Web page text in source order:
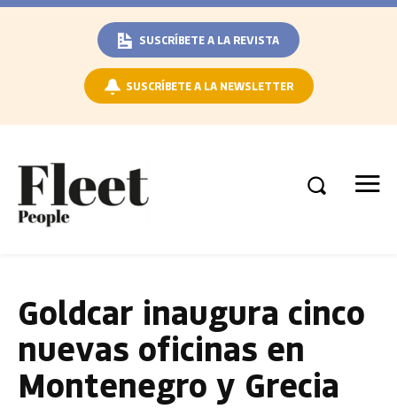
SUSCRÍBETE A LA REVISTA
SUSCRÍBETE A LA NEWSLETTER
Goldcar inaugura cinco
nuevas oficinas en
Montenegro y Grecia